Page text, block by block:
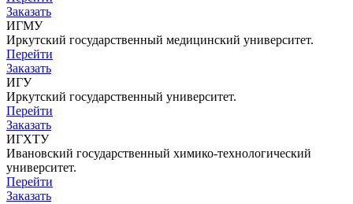
Заказать
ИГМУ
Иркутский государственный медицинский университет.
Перейти
Заказать
ИГУ
Иркутский государственный университет.
Перейти
Заказать
ИГХТУ
Ивановский государственный химико-технологический
университет.
Перейти
Заказать